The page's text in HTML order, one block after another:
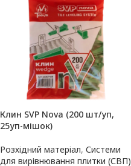
Клин SVP Nova (200 шт/уп,
25уп-мішок)
Розхідний матеріал, Системи
для вирівнювання плитки (СВП)